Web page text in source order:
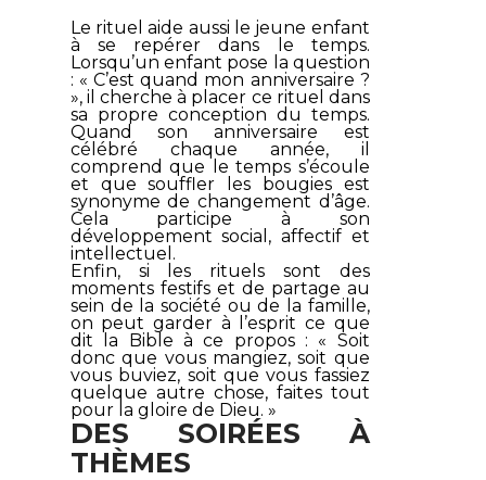
Le rituel aide aussi le jeune enfant
à se repérer dans le temps.
Lorsqu’un enfant pose la question
: « C’est quand mon anniversaire ?
», il cherche à placer ce rituel dans
sa propre conception du temps.
Quand son anniversaire est
célébré chaque année, il
comprend que le temps s’écoule
et que souffler les bougies est
synonyme de changement d’âge.
Cela participe à son
développement social, affectif et
intellectuel.
Enfin, si les rituels sont des
moments festifs et de partage au
sein de la société ou de la famille,
on peut garder à l’esprit ce que
dit la Bible à ce propos : « Soit
donc que vous mangiez, soit que
vous buviez, soit que vous fassiez
quelque autre chose, faites tout
pour la gloire de Dieu. »
DES SOIRÉES À
THÈMES